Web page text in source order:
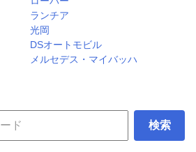
ランチア
光岡
DSオートモビル
メルセデス・マイバッハ
検索